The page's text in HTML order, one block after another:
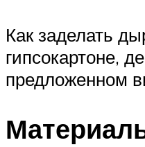
Как заделать
гипсокартоне,
предложенном